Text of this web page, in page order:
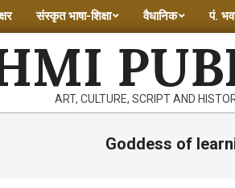
संस्कृत भाषा-शिक्षा वैधानिक पं.
ART, CULTURE, SCRIPT AND
Goddess of